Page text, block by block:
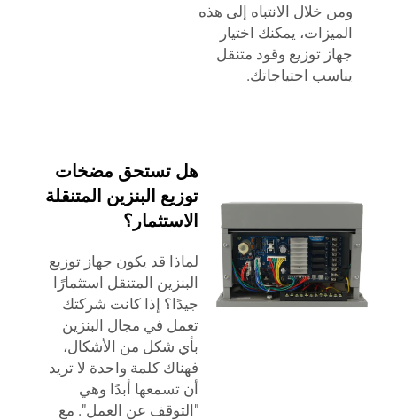
ومن خلال الانتباه إلى هذه
الميزات، يمكنك اختيار
جهاز توزيع وقود متنقل
يناسب احتياجاتك.
هل تستحق مضخات
توزيع البنزين المتنقلة
الاستثمار؟
لماذا قد يكون جهاز توزيع
البنزين المتنقل استثمارًا
جيدًا؟ إذا كانت شركتك
تعمل في مجال البنزين
بأي شكل من الأشكال،
فهناك كلمة واحدة لا تريد
أن تسمعها أبدًا وهي
"التوقف عن العمل". مع